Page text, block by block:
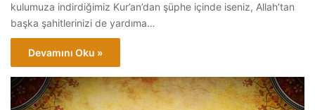
kulumuza indirdiğimiz Kur’an’dan şüphe içinde iseniz, Allah’tan
başka şahitlerinizi de yardıma…
Devamını Oku »